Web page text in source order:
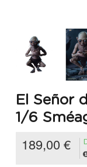
El Señor
1/6
189,00 €